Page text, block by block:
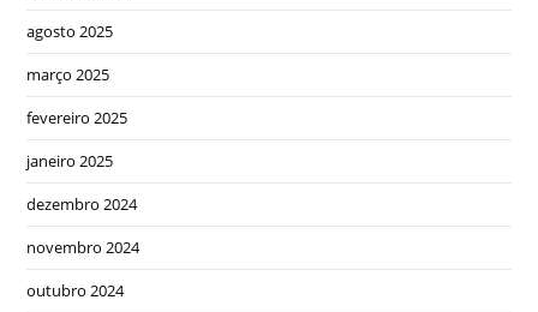
agosto 2025
março 2025
fevereiro 2025
janeiro 2025
dezembro 2024
novembro 2024
outubro 2024